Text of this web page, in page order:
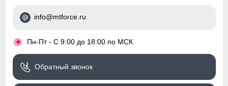
info@mtforce.ru
• Пн-Пт - С 9:00 до 18:00 по МСК
Обратный звонок